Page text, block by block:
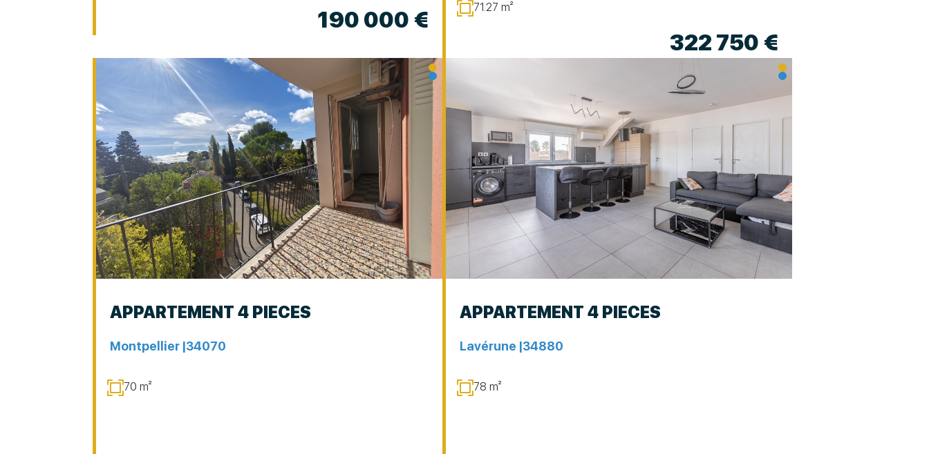
190 000 € 71.27 m²
322 750 €
APPARTEMENT 4 PIECES
Montpellier |34070
70 m²
APPARTEMENT 4 PIECES
Lavérune |34880
78 m²